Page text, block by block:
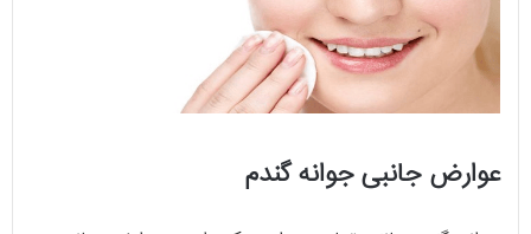
عوارض جانبی جوانه گندم